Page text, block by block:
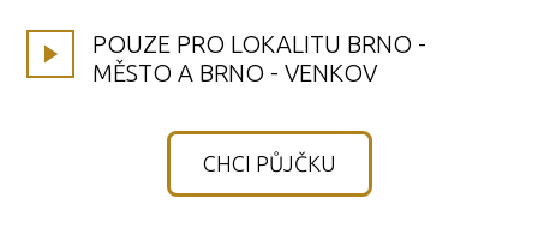
POUZE PRO LOKALITU BRNO -
MĚSTO A BRNO - VENKOV
CHCI PŮJČKU